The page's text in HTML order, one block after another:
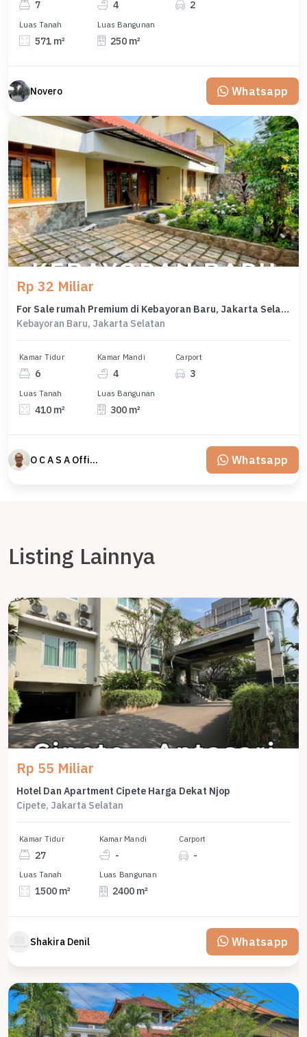
7 4 2
Luas Tanah
571 m²
Luas Bangunan
250 m²
Novero Whatsapp
Rp 32 Miliar
For Sale rumah Premium di Kebayoran Baru, Jakarta Selatan - LT 410m²
Kebayoran Baru, Jakarta Selatan
Kamar Tidur
6
Kamar Mandi
4
Carport
3
Luas Tanah
410 m²
Luas Bangunan
300 m²
O C A S A Official property perfected Whatsapp
Listing Lainnya
Rp 55 Miliar
Hotel Dan Apartment Cipete Harga Dekat Njop
Cipete, Jakarta Selatan
Kamar Tidur
27
Kamar Mandi
-
Carport
-
Luas Tanah
1500 m²
Luas Bangunan
2400 m²
Shakira Denil Whatsapp